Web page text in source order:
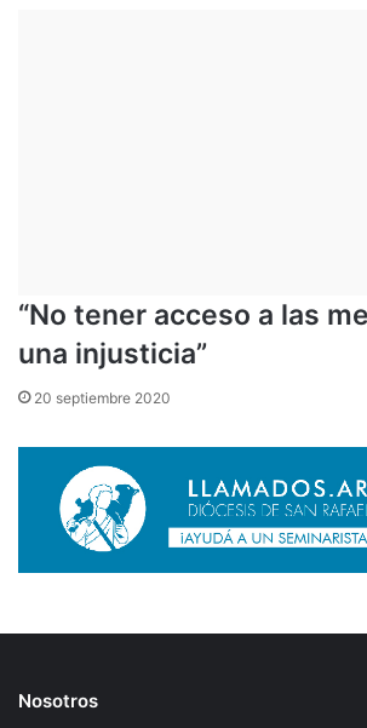
“No tener acceso a las
una injusticia”
20 septiembre 2020
Nosotros